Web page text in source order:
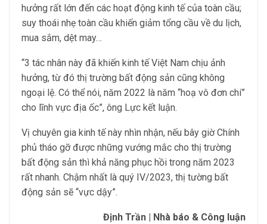
hưởng rất lớn đến các hoạt động kinh tế của toàn cầu;
suy thoái nhẹ toàn cầu khiến giảm tổng cầu về du lịch,
mua sắm, dệt may…
“3 tác nhân này đã khiến kinh tế Việt Nam chịu ảnh
hưởng, từ đó thị trường bất động sản cũng không
ngoại lệ. Có thể nói, năm 2022 là năm “hoạ vô đơn chí”
cho lĩnh vực địa ốc”, ông Lực kết luận.
Vị chuyên gia kinh tế này nhìn nhận, nếu bây giờ Chính
phủ tháo gỡ được những vướng mắc cho thị trường
bất động sản thì khả năng phục hồi trong năm 2023
rất nhanh. Chậm nhất là quý IV/2023, thị tường bất
động sản sẽ “vực dậy”.
Định Trần | Nhà báo & Công luận